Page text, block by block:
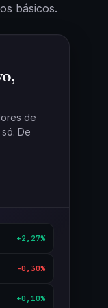
básicos.
de
De
+2,27%
-0,30%
+0,10%